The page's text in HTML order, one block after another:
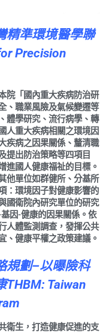
精準環境醫學聯
Precision
院「國內重大疾病防治研
、職業風險及氣候變遷等
體學研究、流行病學、轉
人重大疾病相關之環境因
疾病之因果關係、釐清職
提出防治策略等四項目
進國人健康福祉的目標。
他單位如群健所、分基所
：環境因子對健康影響的
國衛院內研究單位的研究
因-健康的因果關係。依
人體監測調查，發揮公共
、健康平權之政策建議。
規劃–以曝險科
THBM: Taiwan
衛生，打造健康促進的支